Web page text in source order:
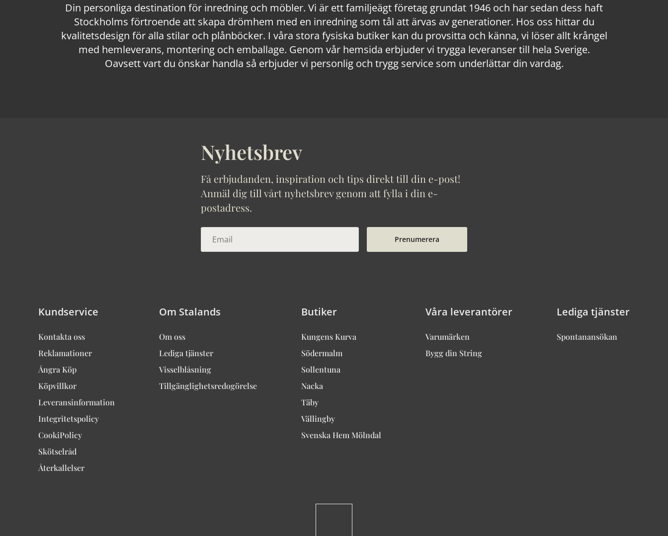
Din personliga destination för inredning och möbler. Vi är ett familjeägt företag grundat 1946 och har sedan dess haft
Stockholms förtroende att skapa drömhem med en inredning som tål att ärvas av generationer. Hos oss hittar du
kvalitetsdesign för alla stilar och plånböcker. I våra stora fysiska butiker kan du provsitta och känna, vi löser allt krångel
med hemleverans, montering och emballage. Genom vår hemsida erbjuder vi trygga leveranser till hela Sverige.
Oavsett vart du önskar handla så erbjuder vi personlig och trygg service som underlättar din vardag.
Nyhetsbrev
Få erbjudanden, inspiration och tips direkt till din e-post!
Anmäl dig till vårt nyhetsbrev genom att fylla i din e-
postadress.
Prenumerera
Kundservice
Kontakta oss
Reklamationer
Ångra Köp
Köpvillkor
Leveransinformation
Integritetspolicy
CookiPolicy
Skötselråd
Återkallelser
Om Stalands
Om oss
Lediga tjänster
Visselblåsning
Tillgänglighetsredogörelse
Butiker
Kungens Kurva
Södermalm
Sollentuna
Nacka
Täby
Vällingby
Svenska Hem Mölndal
Våra leverantörer
Varumärken
Bygg din String
Lediga tjänster
Spontanansökan